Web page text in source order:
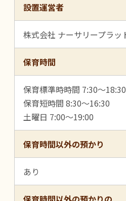
設置運営者
株式会社 ナーサリープラッ
保育時間
保育標準時時間 7:30～18:30
保育短時間 8:30～16:30
土曜日 7:00～19:00
保育時間以外の預かり
あり